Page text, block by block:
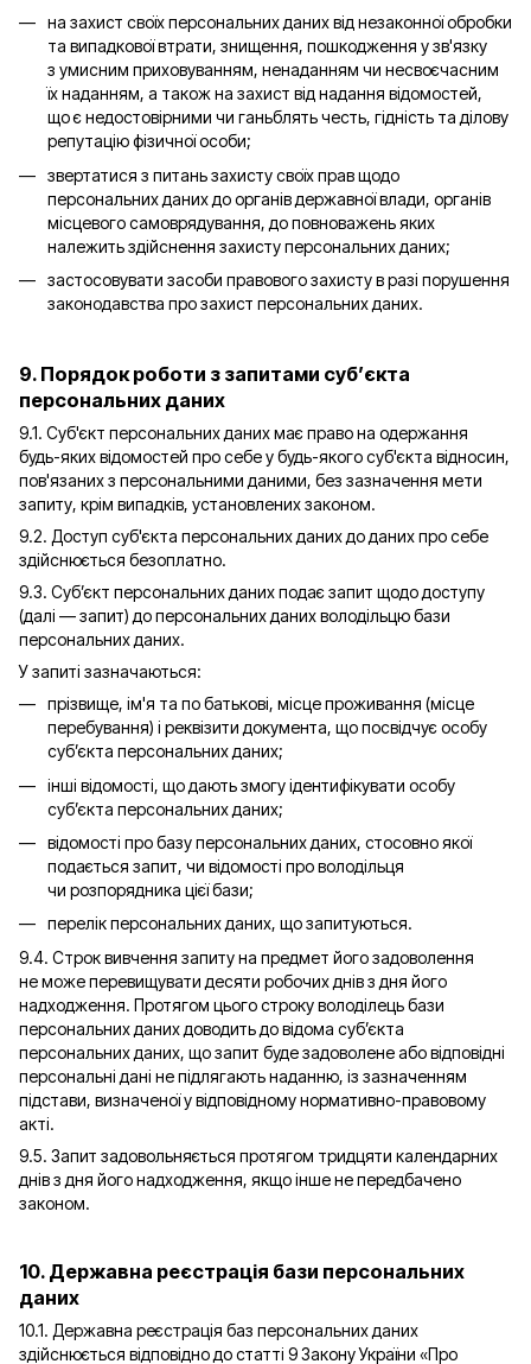
на захист своїх персональних даних від незаконної обробки
та випадкової втрати, знищення, пошкодження у зв'язку
з умисним приховуванням, ненаданням чи несвоєчасним
їх наданням, а також на захист від надання відомостей,
що є недостовірними чи ганьблять честь, гідність та ділову
репутацію фізичної особи;
звертатися з питань захисту своїх прав щодо
персональних даних до органів державної влади, органів
місцевого самоврядування, до повноважень яких
належить здійснення захисту персональних даних;
застосовувати засоби правового захисту в разі порушення
законодавства про захист персональних даних.
9. Порядок роботи з запитами суб’єкта
персональних даних
9.1. Суб'єкт персональних даних має право на одержання
будь-яких відомостей про себе у будь-якого суб'єкта відносин,
пов'язаних з персональними даними, без зазначення мети
запиту, крім випадків, установлених законом.
9.2. Доступ суб'єкта персональних даних до даних про себе
здійснюється безоплатно.
9.3. Суб’єкт персональних даних подає запит щодо доступу
(далі — запит) до персональних даних володільцю бази
персональних даних.
У запиті зазначаються:
прізвище, ім'я та по батькові, місце проживання (місце
перебування) і реквізити документа, що посвідчує особу
суб’єкта персональних даних;
інші відомості, що дають змогу ідентифікувати особу
суб’єкта персональних даних;
відомості про базу персональних даних, стосовно якої
подається запит, чи відомості про володільця
чи розпорядника цієї бази;
перелік персональних даних, що запитуються.
9.4. Строк вивчення запиту на предмет його задоволення
не може перевищувати десяти робочих днів з дня його
надходження. Протягом цього строку володілець бази
персональних даних доводить до відома суб’єкта
персональних даних, що запит буде задоволене або відповідні
персональні дані не підлягають наданню, із зазначенням
підстави, визначеної у відповідному нормативно-правовому
акті.
9.5. Запит задовольняється протягом тридцяти календарних
днів з дня його надходження, якщо інше не передбачено
законом.
10. Державна реєстрація бази персональних
даних
10.1. Державна реєстрація баз персональних даних
здійснюється відповідно до статті 9 Закону України «Про